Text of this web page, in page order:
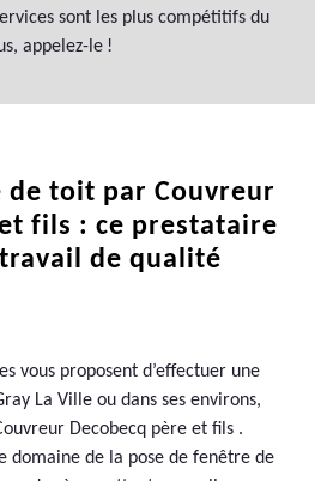
sont les plus compétitifs du
appelez-le !
de toit par Couvreur
fils : ce prestataire
de qualité
vous proposent d’effectuer une
La Ville ou dans ses environs,
Decobecq père et fils .
domaine de la pose de fenêtre de